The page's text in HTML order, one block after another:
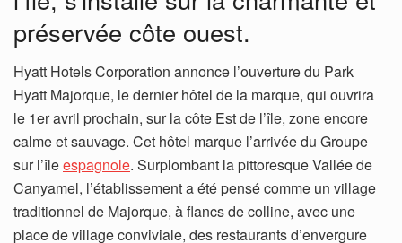
préservée côte ouest.
Hyatt Hotels Corporation annonce l’ouverture du Park
Hyatt Majorque, le dernier hôtel de la marque, qui ouvrira
le 1er avril prochain, sur la côte Est de l’île, zone encore
calme et sauvage. Cet hôtel marque l’arrivée du Groupe
sur l’îleespagnole. Surplombant la pittoresque Vallée de
Canyamel, l’établissement a été pensé comme un village
traditionnel de Majorque, à flancs de colline, avec une
place de village conviviale, des restaurants d’envergure